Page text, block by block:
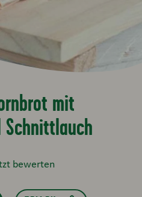
mit
Schnittlauch
bewerten